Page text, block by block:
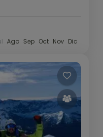
Ago Sep Oct Nov Dic